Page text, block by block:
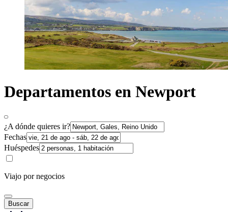
Departamentos en Newport
¿A dónde quieres ir?
Fechas
Huéspedes
Viajo por negocios
Buscar